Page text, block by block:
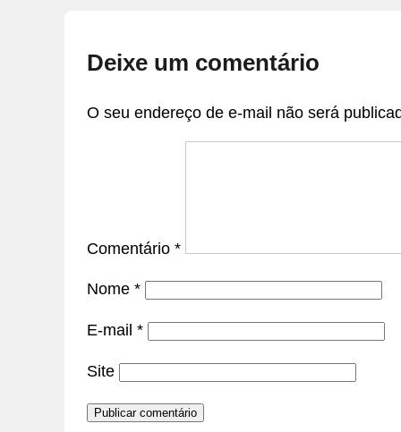
Deixe um comentário
O seu endereço de e-mail não será
Comentário *
Nome *
E-mail *
Site